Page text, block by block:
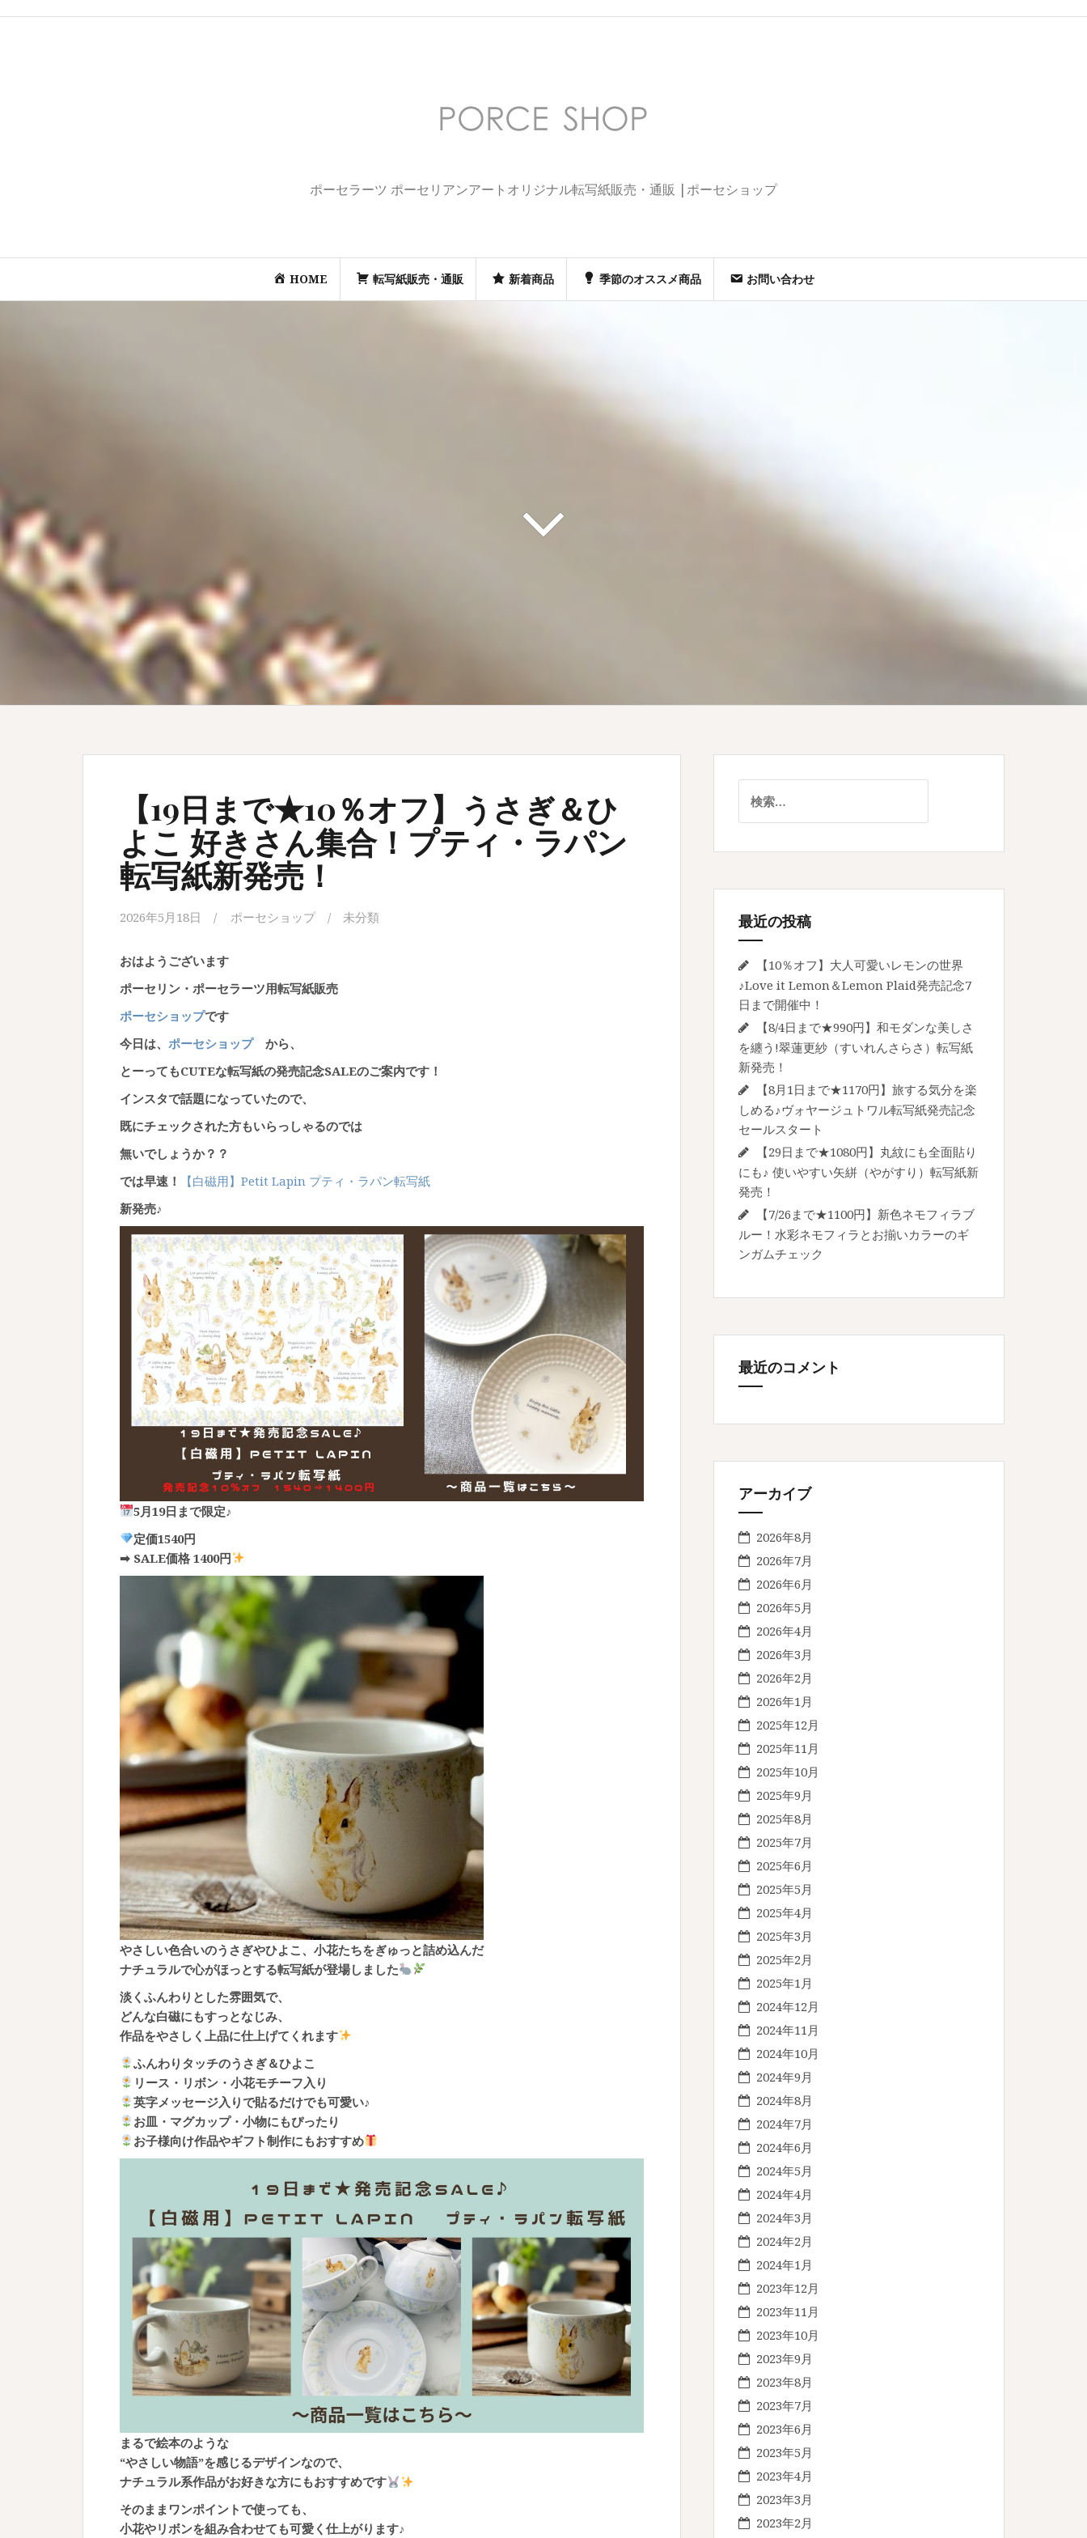
ポーセラーツ ポーセリアンアートオリジナル転写紙販売・通販 |ポーセショップ
HOME 転写紙販売・通販 新着商品 季節のオススメ商品 お問い合わせ
【19日まで★10％オフ】うさぎ＆ひ
よこ 好きさん集合！プティ・ラパン
転写紙新発売！
2026年5月18日 ポーセショップ 未分類
おはようございます
ポーセリン・ポーセラーツ用転写紙販売
ポーセショップです
今日は、 ポーセショップ から、
とーってもCUTEな転写紙の発売記念SALEのご案内です！
インスタで話題になっていたので、
既にチェックされた方もいらっしゃるのでは
無いでしょうか？？
では早速！
【白磁用】Petit Lapin プティ・ラパン転写紙
新発売♪
5月19日まで限定♪
定価1540円
➡ SALE価格 1400円
やさしい色合いのうさぎやひよこ、小花たちをぎゅっと詰め込んだ
ナチュラルで心がほっとする転写紙が登場しました
淡くふんわりとした雰囲気で、
どんな白磁にもすっとなじみ、
作品をやさしく上品に仕上げてくれます
ふんわりタッチのうさぎ＆ひよこ
リース・リボン・小花モチーフ入り
英字メッセージ入りで貼るだけでも可愛い♪
お皿・マグカップ・小物にもぴったり
お子様向け作品やギフト制作にもおすすめ
まるで絵本のような
“やさしい物語”を感じるデザインなので、
ナチュラル系作品がお好きな方にもおすすめです
そのままワンポイントで使っても、
小花やリボンを組み合わせても可愛く仕上がります♪
索:
最近の投稿
【10％オフ】大人可愛いレモンの世界
♪Love it Lemon＆Lemon Plaid発売記念7
日まで開催中！
【8/4日まで★990円】和モダンな美しさ
を纏う!翠蓮更紗（すいれんさらさ）転写紙
新発売！
【8月1日まで★1170円】旅する気分を楽
しめる♪ヴォヤージュトワル転写紙発売記念
セールスタート
【29日まで★1080円】丸紋にも全面貼り
にも♪ 使いやすい矢絣（やがすり）転写紙新
発売！
【7/26まで★1100円】新色ネモフィラブ
ルー！水彩ネモフィラとお揃いカラーのギ
ンガムチェック
最近のコメント
アーカイブ
2026年8月
2026年7月
2026年6月
2026年5月
2026年4月
2026年3月
2026年2月
2026年1月
2025年12月
2025年11月
2025年10月
2025年9月
2025年8月
2025年7月
2025年6月
2025年5月
2025年4月
2025年3月
2025年2月
2025年1月
2024年12月
2024年11月
2024年10月
2024年9月
2024年8月
2024年7月
2024年6月
2024年5月
2024年4月
2024年3月
2024年2月
2024年1月
2023年12月
2023年11月
2023年10月
2023年9月
2023年8月
2023年7月
2023年6月
2023年5月
2023年4月
2023年3月
2023年2月